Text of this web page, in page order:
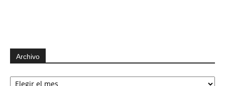
Archivo
Archivo